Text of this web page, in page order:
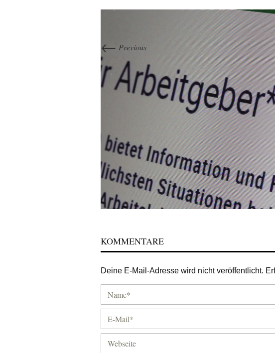
← Previous
KOMMENTARE
Deine E-Mail-Adresse wird nicht veröffentlicht.